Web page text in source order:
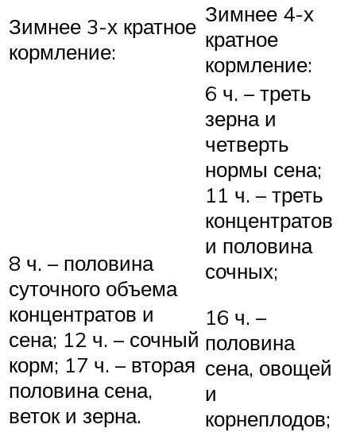
Зимнее 3-х кратное
кормление:
Зимнее 4-х
кратное
кормление:
8 ч. – половина
суточного объема
концентратов и
сена; 12 ч. – сочный
корм; 17 ч. – вторая
половина сена,
веток и зерна.
6 ч. – треть
зерна и
четверть
нормы сена;
11 ч. – треть
концентратов
и половина
сочных;
16 ч. –
половина
сена, овощей
и
корнеплодов;